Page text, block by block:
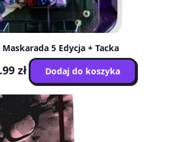
5 Edycja + Tacka
zł.
zł
Aktualna
cena
wynosi:
81.99 zł.
Dodaj do koszyka